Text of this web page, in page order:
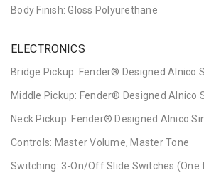
Body Finish: Gloss Polyurethane
ELECTRONICS
Bridge Pickup: Fender® Designed Alnico
Middle Pickup: Fender® Designed Alnico
Neck Pickup: Fender® Designed Alnico
Controls: Master Volume, Master Tone
Switching: 3-On/Off Slide Switches (One